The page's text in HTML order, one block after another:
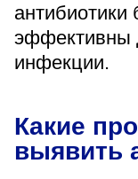
антибиотики
эффективны
инфекции.
Какие
выявить